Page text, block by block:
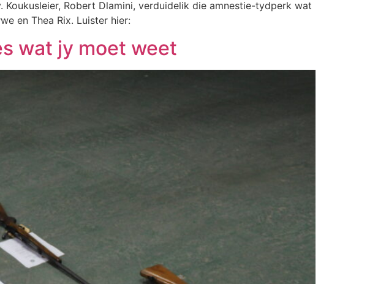
Robert Dlamini, verduidelik die amnestie-tydperk wat
en Thea Rix. Luister hier:
wat jy moet weet